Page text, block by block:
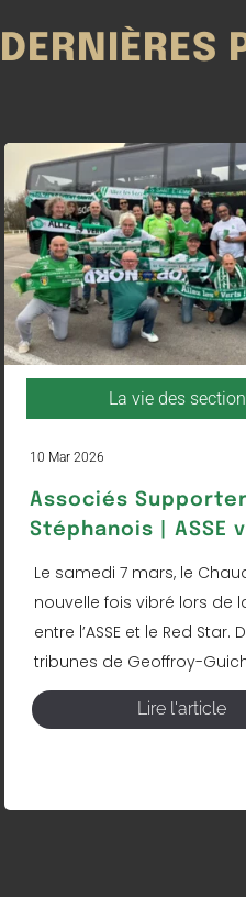
DERNIÈRES
La vie des
10 Mar 2026
Associés
Stéphanois | ASSE
Le samedi 7 mars, le
nouvelle fois vibré lors de
entre l’ASSE et le Red Star.
tribunes de Geoffroy-
Lire l'article